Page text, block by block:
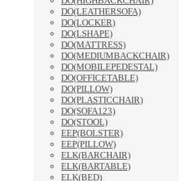
DO(LEATHERSOFA)
DO(LOCKER)
DO(LSHAPE)
DO(MATTRESS)
DO(MEDIUMBACKCHAIR)
DO(MOBILEPEDESTAL)
DO(OFFICETABLE)
DO(PILLOW)
DO(PLASTICCHAIR)
DO(SOFA123)
DO(STOOL)
EEP(BOLSTER)
EEP(PILLOW)
ELK(BARCHAIR)
ELK(BARTABLE)
ELK(BED)